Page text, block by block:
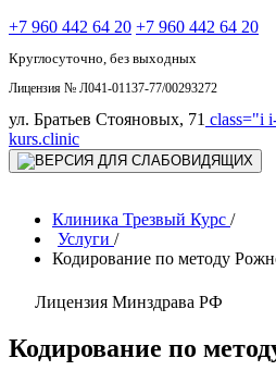
+7 960 442 64 20 +7 960 442 64 20
Круглосуточно, без выходных
Лицензия № Л041-01137-77/00293272
ул. Братьев Стояновых, 71 class="i
kurs.clinic
Клиника Трезвый Курс /
Услуги /
Кодирование по методу
Лицензия Минздрава РФ
Кодирование по